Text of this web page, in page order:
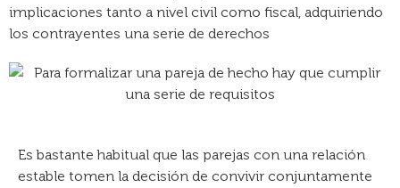
implicaciones tanto a nivel civil como fiscal, adquiriendo
los contrayentes una serie de derechos
Es bastante habitual que las parejas con una relación
estable tomen la decisión de convivir conjuntamente